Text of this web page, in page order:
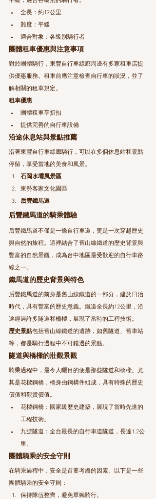
全長：約12公里
難度：平緩
適合對象：各級別騎行者
團體租車優惠與注意事項
對於團體騎行，東豐自行車綠廊周邊有多家租車店提
供優惠服務。租車前應注意檢查自行車的狀況，並了
解相關的租車規定。
租車優惠
團體租車享折扣
提供完善的自行車設備
沿途休息站與景點推薦
沿著東豐自行車綠廊騎行，可以在多個休息站和景點
停留，享受當地的美食和風景。
石岡水壩風景區
東勢客家文化園區
后豐鐵馬道
后豐鐵馬道的騎乘體驗
后豐鐵馬道不僅是一條自行車道，更是一次穿越歷史
與自然的旅程。這裡結合了舊山線鐵道的歷史背景與
豐富的自然景觀，成為台中地區最受歡迎的自行車路
線之一。
鐵馬道的歷史背景與特色
后豐鐵馬道的前身是舊山線鐵道的一部分，建於日治
時代，具有豐富的歷史意義。鐵道全長約12公里，沿
途經過許多隧道和橋樑，展現了當時的工程技術。
歷史景點包括舊山線鐵道的遺跡，如舊隧道、舊車站
等，都是騎行過程中不可錯過的景點。
隧道與橋樑的壯觀景觀
騎乘過程中，最令人矚目的便是那些隧道和橋樑。尤
其是花樑鋼橋，橋身由鋼構件組成，具有特殊的歷史
價值和觀賞價值。
花樑鋼橋：國家級歷史建築，展現了當時先進的
工程技術。
九號隧道：全台最長的自行車道隧道，長達1.2公
里。
團體騎乘的安全守則
在騎乘過程中，安全是首要考慮的因素。以下是一些
團體騎乘的安全守則：
保持隊伍整齊，避免單獨騎行。